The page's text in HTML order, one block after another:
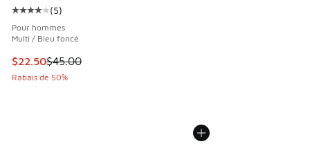
Cote moyenne du client - [4 sur 5 étoiles], 5 commentaires
(5)
Pour hommes
Multi / Bleu foncé
Cet article est en solde. Le prix est passé de $45.00 à
$22.50$45.00
Rabais de 50%